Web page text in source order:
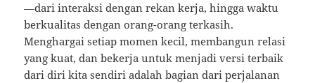
—dari interaksi dengan rekan kerja, hingga waktu
berkualitas dengan orang-orang terkasih.
Menghargai setiap momen kecil, membangun relasi
yang kuat, dan bekerja untuk menjadi versi terbaik
dari diri kita sendiri adalah bagian dari perjalanan